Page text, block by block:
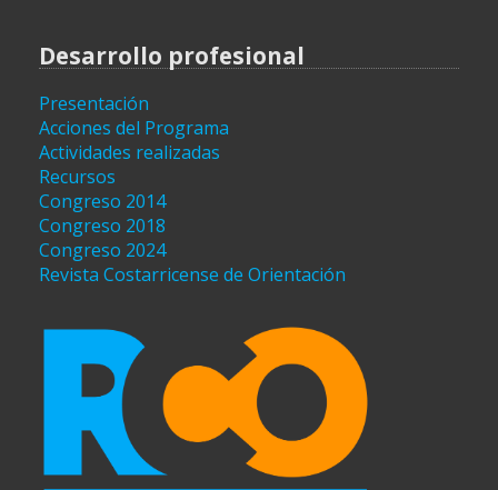
Desarrollo profesional
Presentación
Acciones del Programa
Actividades realizadas
Recursos
Congreso 2014
Congreso 2018
Congreso 2024
Revista Costarricense de Orientación